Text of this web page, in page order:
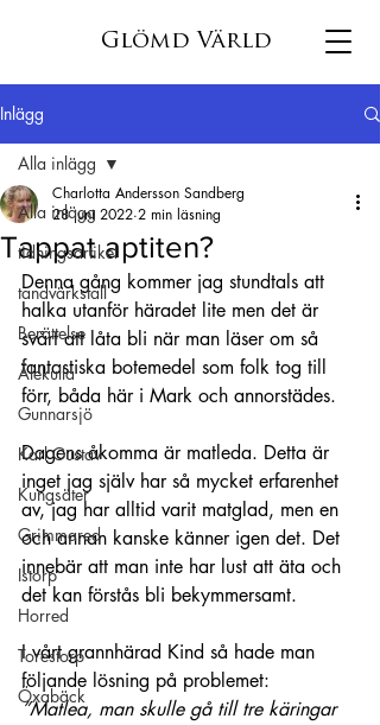
Glömd Värld
Inlägg
Alla inlägg
tidningsartikel
tandvärkstall
Berättelse
Älekulla
Gunnarsjö
Karl Gustav
Kungsäter
Grimmared
Istorp
Horred
Torestorp
Öxabäck
Alla inlägg
Tappat aptiten?
Charlotta Andersson Sandberg
28 juni 2022 2 min läsning
Denna gång kommer jag stundtals att
halka utanför häradet lite men det är
svårt att låta bli när man läser om så
fantastiska botemedel som folk tog till
förr, båda här i Mark och annorstädes.
Dagens åkomma är matleda. Detta är
inget jag själv har så mycket erfarenhet
av, jag har alltid varit matglad, men en
och annan kanske känner igen det. Det
innebär att man inte har lust att äta och
det kan förstås bli bekymmersamt.
I vårt grannhärad Kind så hade man
följande lösning på problemet:
”Matlea, man skulle gå till tre käringar